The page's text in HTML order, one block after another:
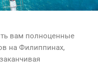
вам полноценные
на Филиппинах,